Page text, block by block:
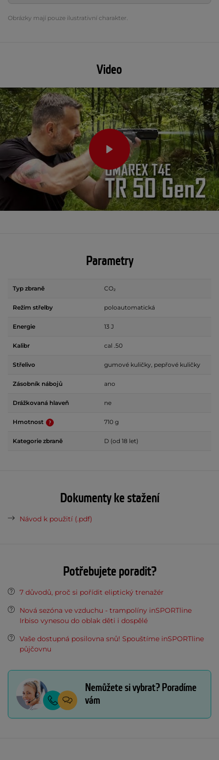
Obrázky mají pouze ilustrativní charakter.
Video
Parametry
Typ zbraně CO₂
Režim střelby poloautomatická
Energie 13 J
Kalibr cal .50
Střelivo gumové kuličky, pepřové kuličky
Zásobník nábojů ano
Drážkovaná hlaveň ne
Hmotnost 710 g
Kategorie zbraně D (od 18 let)
Dokumenty ke stažení
Návod k použití (.pdf)
Potřebujete poradit?
7 důvodů, proč si pořídit eliptický trenažér
Nová sezóna ve vzduchu - trampolíny inSPORTline
Irbiso vynesou do oblak děti i dospělé
Vaše dostupná posilovna snů! Spouštíme inSPORTline
půjčovnu
Nemůžete si vybrat? Poradíme
vám